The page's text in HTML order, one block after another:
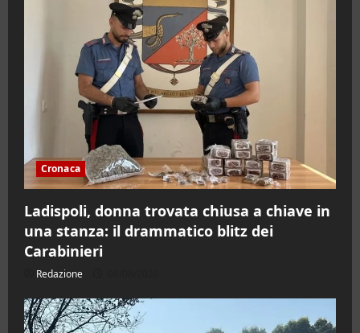
Cronaca
Ladispoli, donna trovata chiusa a chiave in
una stanza: il drammatico blitz dei
Carabinieri
Redazione